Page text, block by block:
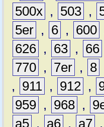
500x , 503 ,
5er , 6 , 600
626 , 63 , 66
770 , 7er , 8
,
911 , 912 ,
959 , 968 ,
a5 , a6 , a7 ,